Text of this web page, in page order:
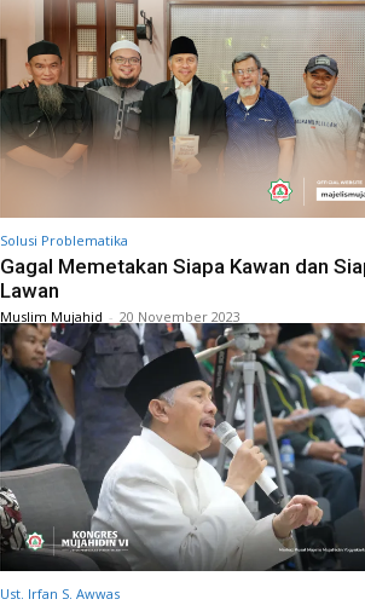
Solusi Problematika
Gagal Memetakan Siapa Kawan dan
Lawan
Muslim Mujahid - 20 November 2023
Ust. Irfan S. Awwas